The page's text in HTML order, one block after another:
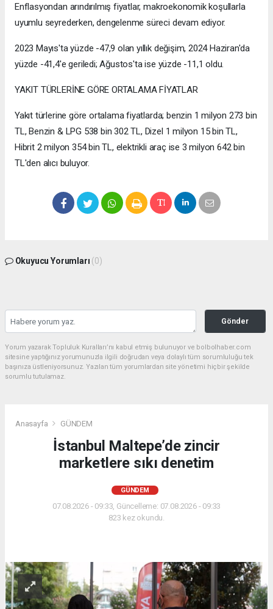
Enflasyondan arındırılmış fiyatlar, makroekonomik koşullarla
uyumlu seyrederken, dengelenme süreci devam ediyor.
2023 Mayıs'ta yüzde -47,9 olan yıllık değişim, 2024 Haziran'da
yüzde -41,4'e geriledi; Ağustos'ta ise yüzde -11,1 oldu.
YAKIT TÜRLERİNE GÖRE ORTALAMA FİYATLAR
Yakıt türlerine göre ortalama fiyatlarda; benzin 1 milyon 273 bin
TL, Benzin & LPG 538 bin 302 TL, Dizel 1 milyon 15 bin TL,
Hibrit 2 milyon 354 bin TL, elektrikli araç ise 3 milyon 642 bin
TL'den alıcı buluyor.
Okuyucu Yorumları (0)
Gönder
Yorum yazarak Topluluk Kuralları’nı kabul etmiş bulunuyor ve bolbolhaber.com
sitesine yaptığınız yorumunuzla ilgili doğrudan veya dolaylı tüm sorumluluğu tek
başınıza üstleniyorsunuz. Yazılan tüm yorumlardan site yönetimi hiçbir şekilde
sorumlu tutulamaz.
Anasayfa GÜNDEM
İstanbul Maltepe’de zincir
marketlere sıkı denetim
GÜNDEM
07.08.2026 - 09:33, Güncelleme: 07.08.2026 - 09:33
823 kez okundu.